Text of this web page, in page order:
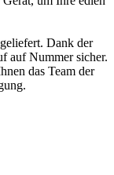
Dank der
auf Nummer sicher.
das Team der